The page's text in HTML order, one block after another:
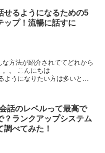
せるようになるための5
ップ！流暢に話すに
方法が紹介されててどれから
ちは
話のレベルって最高で
？ランクアップシステム
調べてみた！